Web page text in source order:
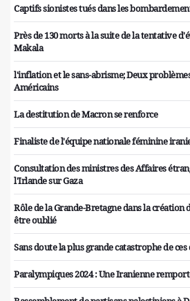
Captifs sionistes tués dans les
Près de 130 morts à la suite de la tentative
Makala
l'inflation et le sans-abrisme; Deux
Américains
La destitution de Macron se renforce
Finaliste de l'équipe nationale féminine
Consultation des ministres des Affaires
l'Irlande sur Gaza
Rôle de la Grande-Bretagne dans la création
être oublié
Sans doute la plus grande catastrophe de
Paralympiques 2024 : Une Iranienne